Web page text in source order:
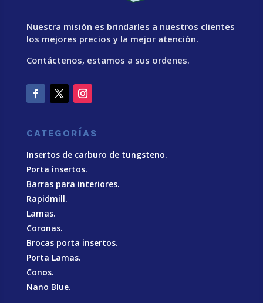
Nuestra misión es brindarles a nuestros clientes
los mejores precios y la mejor atención.
Contáctenos, estamos a sus ordenes.
CATEGORÍAS
Insertos de carburo de tungsteno.
Porta insertos.
Barras para interiores.
Rapidmill.
Lamas.
Coronas.
Brocas porta insertos.
Porta Lamas.
Conos.
Nano Blue.